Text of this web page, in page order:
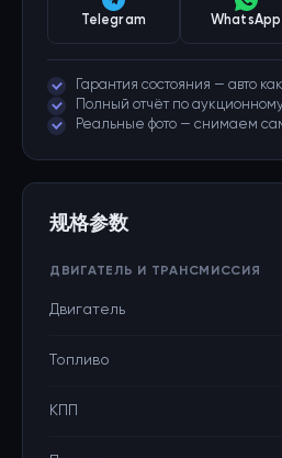
Telegram WhatsApp
Гарантия состояния — авто
Полный отчёт по
Реальные фото — снимаем
规格参数
ДВИГАТЕЛЬ И ТРАНСМИССИЯ
Двигатель
Топливо
КПП